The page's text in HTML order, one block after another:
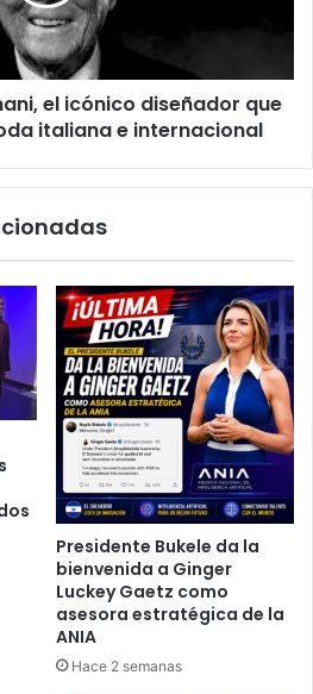
el icónico diseñador que
italiana e internacional
Presidente Bukele da la
bienvenida a Ginger
Luckey Gaetz como
asesora estratégica de la
ANIA
Hace 2 semanas